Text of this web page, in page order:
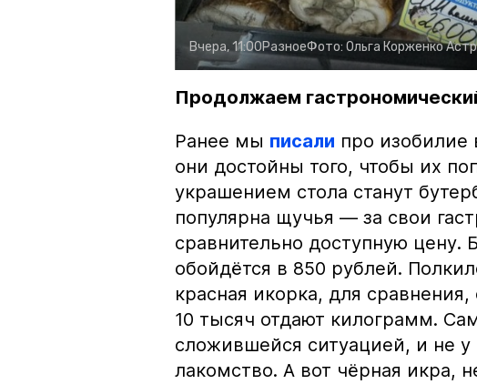
Вчера, 11:00РазноеФото: Ольга Корженко
Продолжаем
Ранее мы писали про изобилие
они достойны того, чтобы их
украшением стола станут
популярна щучья — за свои
сравнительно доступную цену.
обойдётся в 850 рублей.
красная икорка, для
10 тысяч отдают килограмм.
сложившейся ситуацией, и не у
лакомство. А вот чёрная икра,